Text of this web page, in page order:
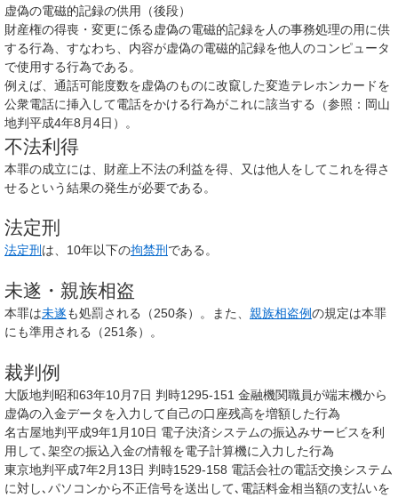
虚偽の電磁的記録の供用（後段）
財産権の得喪・変更に係る虚偽の電磁的記録を人の事務処理の用に供
する行為、すなわち、内容が虚偽の電磁的記録を他人のコンピュータ
で使用する行為である。
例えば、通話可能度数を虚偽のものに改竄した変造テレホンカードを
公衆電話に挿入して電話をかける行為がこれに該当する（参照：岡山
地判平成4年8月4日）。
不法利得
本罪の成立には、財産上不法の利益を得、又は他人をしてこれを得さ
せるという結果の発生が必要である。
法定刑
法定刑 は、10年以下の拘禁刑 である。
未遂・親族相盗
本罪は未遂も処罰される（250条）。また、 親族相盗例の規定は本罪
にも準用される（251条）。
裁判例
大阪地判昭和63年10月7日 判時1295-151 金融機関職員が端末機から
虚偽の入金データを入力して自己の口座残高を増額した行為
名古屋地判平成9年1月10日 電子決済システムの振込みサービスを利
用して､架空の振込入金の情報を電子計算機に入力した行為
東京地判平成7年2月13日 判時1529-158 電話会社の電話交換システム
に対し､パソコンから不正信号を送出して､電話料金相当額の支払いを